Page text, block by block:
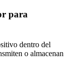
para
dentro del
o almacenan